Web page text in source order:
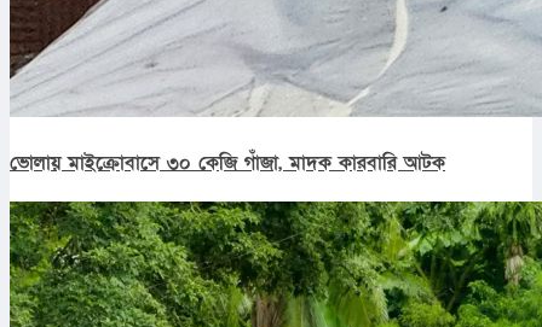
ভোলায় মাইক্রোবাসে ৩০ কেজি গাঁজা, মাদক কারবারি আটক